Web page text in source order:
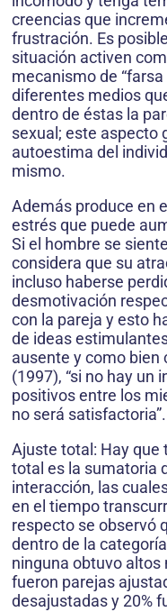
creencias que
frustración. Es
situa­ción activen
mecanismo de
diferentes medios
dentro de éstas la
sexual; este aspecto
autoestima del
mismo.
Además produce en
estrés que puede
Si el hombre se
considera que su
incluso haberse
desmotivación
con la pareja y esto
de ideas
ausente y como bien
(1997), “si no hay un
positivos entre los
no será satisfactoria”.
Ajuste total: Hay que
total es la sumatoria
interacción, las
en el tiempo
respecto se observó
dentro de la
ninguna obtuvo altos
fueron parejas
desajustadas y 20%